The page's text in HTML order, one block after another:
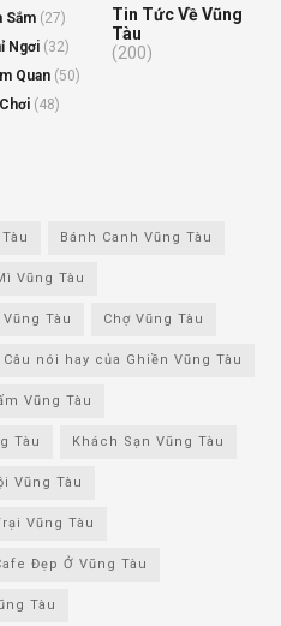
Sắm (27)
Ngơi (32)
Quan (50)
(48)
Tin Tức Về Vũng
Tàu
(200)
Bánh Canh Vũng Tàu
Vũng Tàu
Vũng Tàu Chợ Vũng Tàu
Câu nói hay của Ghiền Vũng Tàu
Vũng Tàu
Tàu Khách Sạn Vũng Tàu
Vũng Tàu
Vũng Tàu
Đẹp Ở Vũng Tàu
Tàu